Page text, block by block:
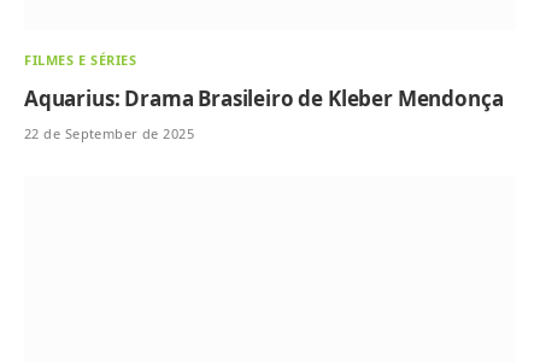
FILMES E SÉRIES
Aquarius: Drama Brasileiro de Kleber Mendonça
22 de September de 2025